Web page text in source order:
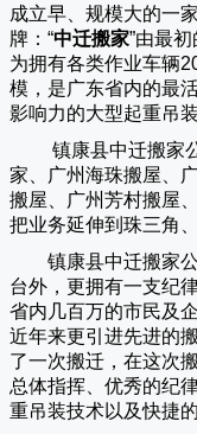
成立早、规模大的一
牌：“中迁搬家”由最
为拥有各类作业车辆
模，是广东省内的最
影响力的大型起重吊
镇康县中迁搬家
家、广州海珠搬屋、
搬屋、广州芳村搬屋
把业务延伸到珠三角
镇康县中迁搬家
台外，更拥有一支纪
省内几百万的市民及
近年来更引进先进的
了一次搬迁，在这次
总体指挥、优秀的纪
重吊装技术以及快捷